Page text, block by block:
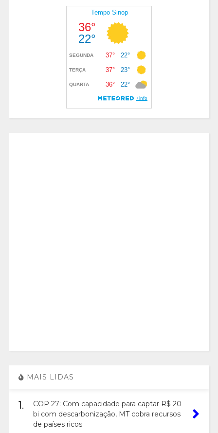
MAIS LIDAS
1.
COP 27: Com capacidade para captar R$ 20
bi com descarbonização, MT cobra recursos
de países ricos